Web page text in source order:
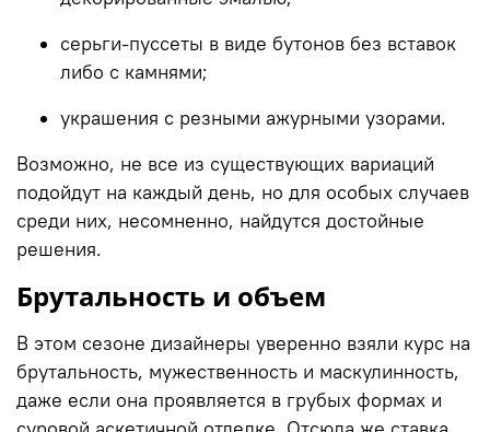
серьги-пуссеты в виде бутонов без вставок
либо с камнями;
украшения с резными ажурными узорами.
Возможно, не все из существующих вариаций
подойдут на каждый день, но для особых случаев
среди них, несомненно, найдутся достойные
решения.
Брутальность и объем
В этом сезоне дизайнеры уверенно взяли курс на
брутальность, мужественность и маскулинность,
даже если она проявляется в грубых формах и